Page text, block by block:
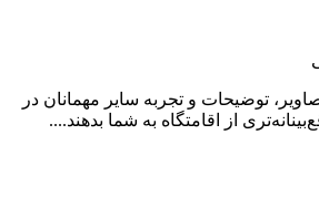
توضیحات و تجربه سایر مهمانان در
از اقامتگاه به شما بدهند....